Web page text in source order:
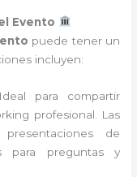
Evento
puede tener un
incluyen:
para compartir
profesional. Las
de
para preguntas y